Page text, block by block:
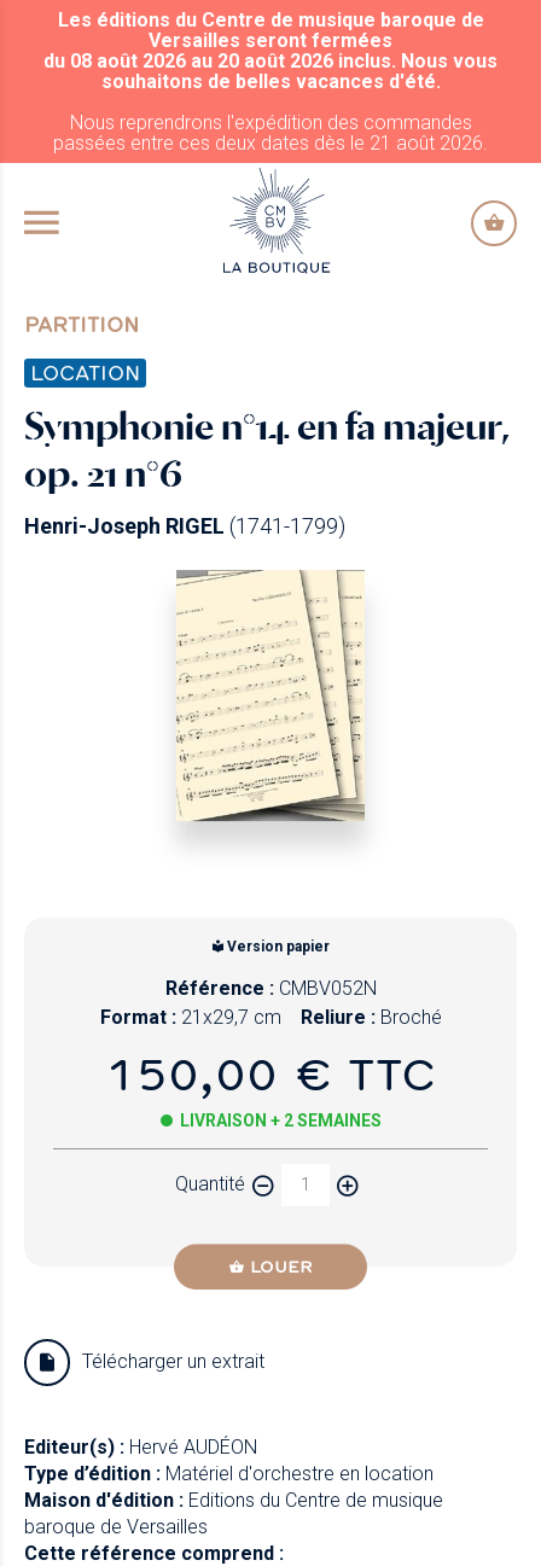
ALLER AU CONTENU PRINCIPAL
Les éditions du Centre de musique baroque de
Versailles seront fermées
du 08 août 2026 au 20 août 2026 inclus. Nous vous
souhaitons de belles vacances d'été.
Nous reprendrons l'expédition des commandes
passées entre ces deux dates dès le 21 août 2026.
PARTITION
LOCATION
Symphonie n°14 en fa majeur,
op. 21 n°6
Henri-Joseph RIGEL (1741-1799)
Version papier
Référence : CMBV052N
Format : 21x29,7 cm Reliure : Broché
150,00 € TTC
LIVRAISON + 2 SEMAINES
Quantité
LOUER
Télécharger un extrait
Editeur(s) : Hervé AUDÉON
Type d’édition : Matériel d'orchestre en location
Maison d'édition : Editions du Centre de musique
baroque de Versailles
Cette référence comprend :